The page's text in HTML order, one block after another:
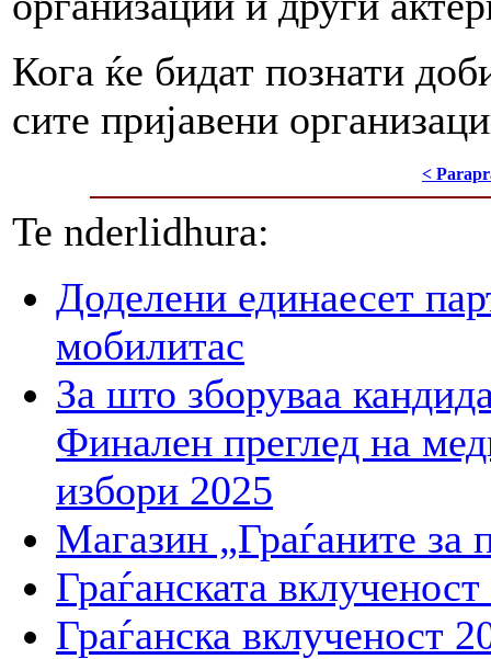
Кога ќе бидат познати
сите пријавени
<
Te nderlidhura:
Доделени единаесет
мобилитас
За што зборуваа
Финален преглед на
избори 2025
Магазин „Граѓаните за
Граѓанската
Граѓанска вклученост